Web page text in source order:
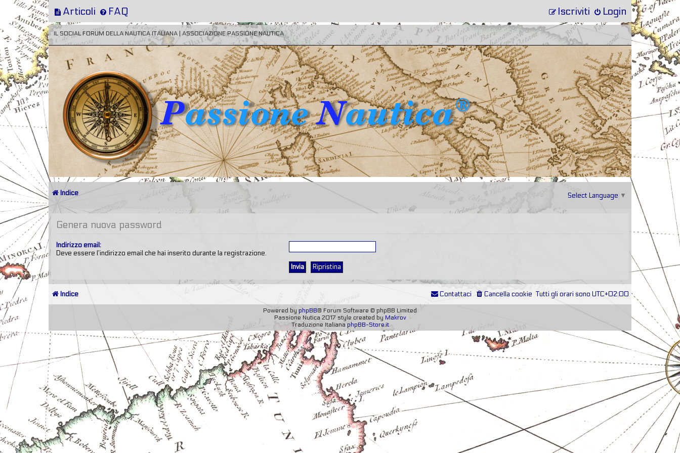
Articoli FAQ Login
Iscriviti
IL SOCIAL FORUM DELLA NAUTICA ITALIANA | ASSOCIAZIONE PASSIONE NAUTICA
Indice Select Language ▼
Genera nuova password
Indirizzo email:
Deve essere l’indirizzo email che hai inserito durante la registrazione.
Indice Tutti gli orari sono UTC+02:00
Cancella cookie
Contattaci
Powered by phpBB® Forum Software © phpBB Limited
Passione Nutica 2017 style created by Makrov
Traduzione Italiana phpBB-Store.it